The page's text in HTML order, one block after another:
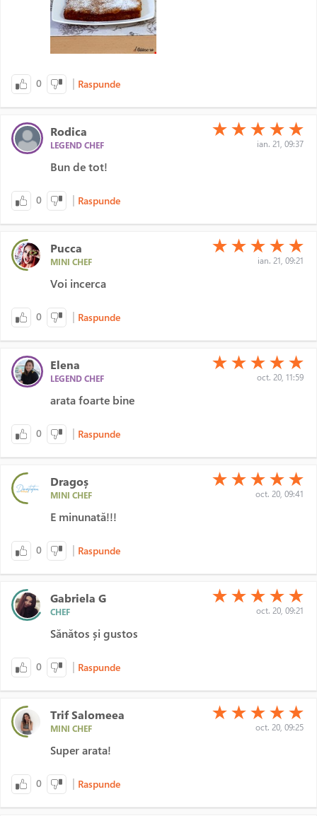
0 | Raspunde
Rodica
LEGEND CHEF
(*)
★ (*)
★ (*)
★ (*)
★ (*)
★
ian. 21, 09:37
Bun de tot!
0 | Raspunde
Pucca
MINI CHEF
(*)
★ (*)
★ (*)
★ (*)
★ (*)
★
ian. 21, 09:21
Voi incerca
0 | Raspunde
Elena
LEGEND CHEF
(*)
★ (*)
★ (*)
★ (*)
★ (*)
★
oct. 20, 11:59
arata foarte bine
0 | Raspunde
Dragoș
MINI CHEF
(*)
★ (*)
★ (*)
★ (*)
★ (*)
★
oct. 20, 09:41
E minunată!!!
0 | Raspunde
Gabriela G
CHEF
(*)
★ (*)
★ (*)
★ (*)
★ (*)
★
oct. 20, 09:21
Sănătos și gustos
0 | Raspunde
Trif Salomeea
MINI CHEF
(*)
★ (*)
★ (*)
★ (*)
★ (*)
★
oct. 20, 09:25
Super arata!
0 | Raspunde